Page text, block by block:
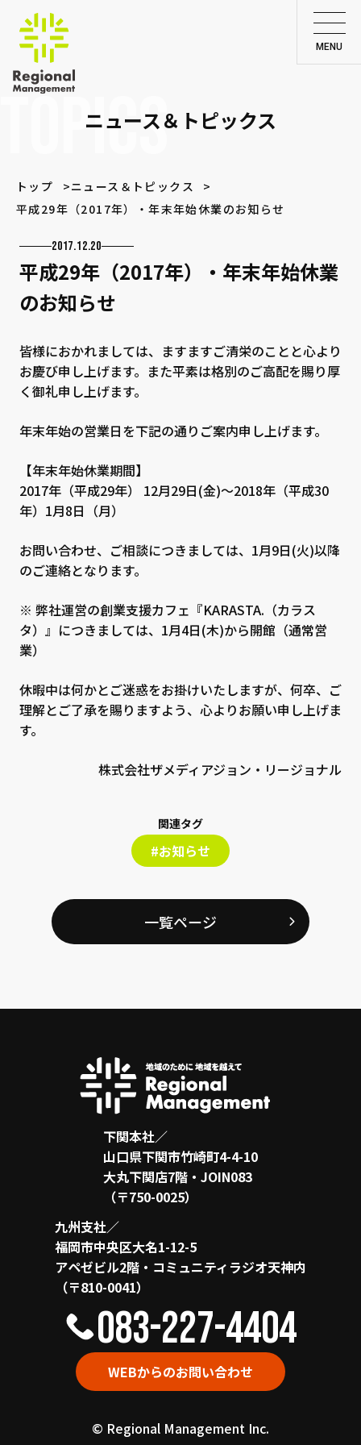
TOPICS
ニュース＆トピックス
トップ
ニュース＆トピックス
平成29年（2017年）・年末年始休業のお知らせ
2017.12.20
平成29年（2017年）・年末年始休業
のお知らせ
皆様におかれましては、ますますご清栄のことと心より
お慶び申し上げます。また平素は格別のご高配を賜り厚
く御礼申し上げます。
年末年始の営業日を下記の通りご案内申し上げます。
【年末年始休業期間】
2017年（平成29年） 12月29日(金)～2018年（平成30
年）1月8日（月）
お問い合わせ、ご相談につきましては、1月9日(火)以降
のご連絡となります。
※ 弊社運営の創業支援カフェ『KARASTA.（カラス
タ） 』につきましては、1月4日(木)から開館（通常営
業）
休暇中は何かとご迷惑をお掛けいたしますが、何卒、ご
理解とご了承を賜りますよう、心よりお願い申し上げま
す。
株式会社ザメディアジョン・リージョナル
関連タグ
#お知らせ
一覧ページ
下関本社／
山口県下関市竹崎町4-4-10
大丸下関店7階・JOIN083
（〒750-0025）
九州支社／
福岡市中央区大名1-12-5
アペゼビル2階・コミュニティラジオ天神内
（〒810-0041）
083-227-4404
WEBからのお問い合わせ
© Regional Management Inc.